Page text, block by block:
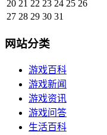
20 21 22 23 24 25 26
27 28 29 30 31
网站分类
游戏百科
游戏新闻
游戏资讯
游戏问答
生活百科